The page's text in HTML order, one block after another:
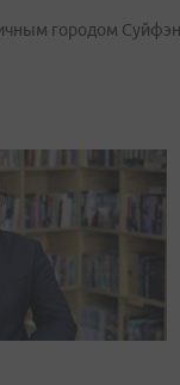
городом